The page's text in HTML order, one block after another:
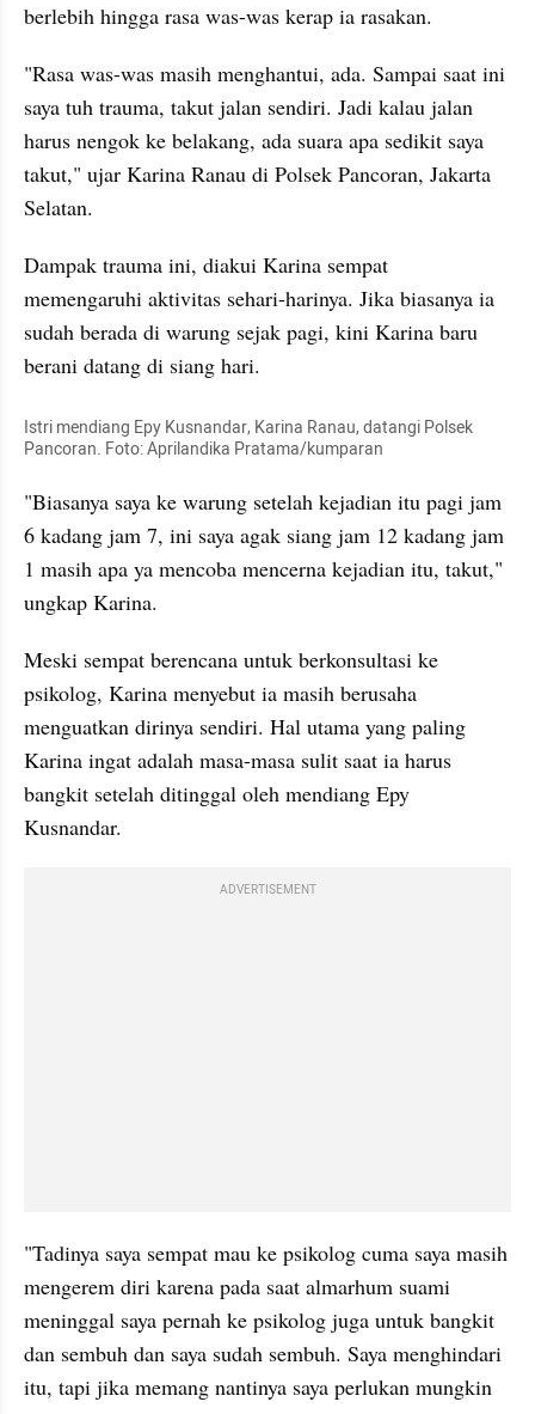
berlebih hingga rasa was-was kerap ia rasakan.
"Rasa was-was masih menghantui, ada. Sampai saat ini
saya tuh trauma, takut jalan sendiri. Jadi kalau jalan
harus nengok ke belakang, ada suara apa sedikit saya
takut," ujar Karina Ranau di Polsek Pancoran, Jakarta
Selatan.
Dampak trauma ini, diakui Karina sempat
memengaruhi aktivitas sehari-harinya. Jika biasanya ia
sudah berada di warung sejak pagi, kini Karina baru
berani datang di siang hari.
Istri mendiang Epy Kusnandar, Karina Ranau, datangi Polsek
Pancoran. Foto: Aprilandika Pratama/kumparan
"Biasanya saya ke warung setelah kejadian itu pagi jam
6 kadang jam 7, ini saya agak siang jam 12 kadang jam
1 masih apa ya mencoba mencerna kejadian itu, takut,"
ungkap Karina.
Meski sempat berencana untuk berkonsultasi ke
psikolog, Karina menyebut ia masih berusaha
menguatkan dirinya sendiri. Hal utama yang paling
Karina ingat adalah masa-masa sulit saat ia harus
bangkit setelah ditinggal oleh mendiang Epy
Kusnandar.
ADVERTISEMENT
"Tadinya saya sempat mau ke psikolog cuma saya masih
mengerem diri karena pada saat almarhum suami
meninggal saya pernah ke psikolog juga untuk bangkit
dan sembuh dan saya sudah sembuh. Saya menghindari
itu, tapi jika memang nantinya saya perlukan mungkin